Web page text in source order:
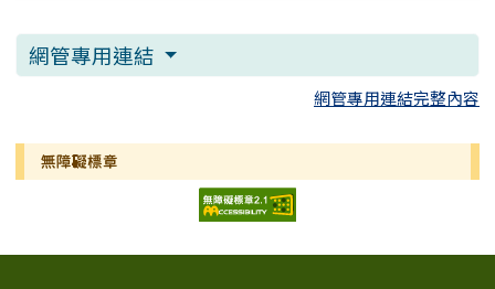
網管專用連結
網管專用連結完整內容
無障礙標章